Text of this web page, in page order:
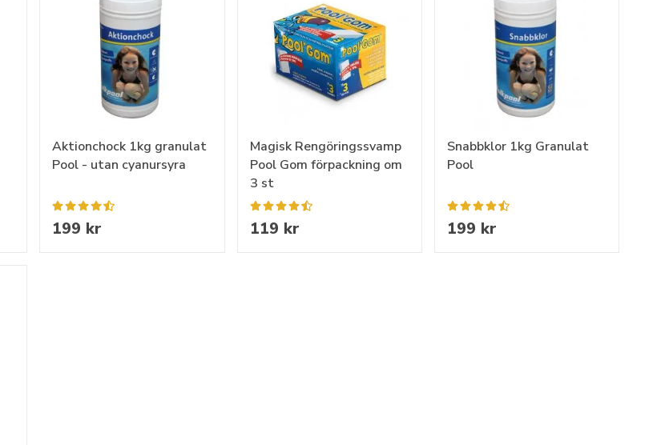
Aktionchock 1kg granulat
Pool - utan cyanursyra
199 kr
Magisk Rengöringssvamp
Pool Gom förpackning om
3 st
119 kr
Snabbklor 1kg Granulat
Pool
199 kr